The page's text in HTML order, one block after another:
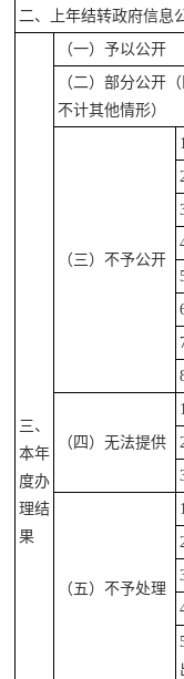
二、上年结转政府信息
三、
本年
度办
理结
果
（一）予以公开
（二）部分公开（
不计其他情形）
（三）不予公开
（四）无法提供
（五）不予处理